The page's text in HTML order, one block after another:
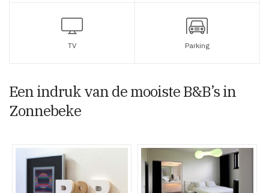
TV Parking
Een indruk van de mooiste B&B’s in
Zonnebeke